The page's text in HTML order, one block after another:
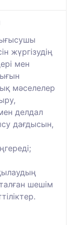
жүргізудің
мен
мәселелер
делдал
дағдысын,
шешім